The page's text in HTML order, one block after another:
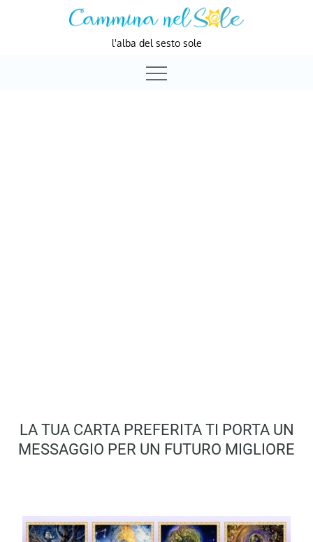
l'alba del sesto sole
LA TUA CARTA PREFERITA TI PORTA UN
MESSAGGIO PER UN FUTURO MIGLIORE